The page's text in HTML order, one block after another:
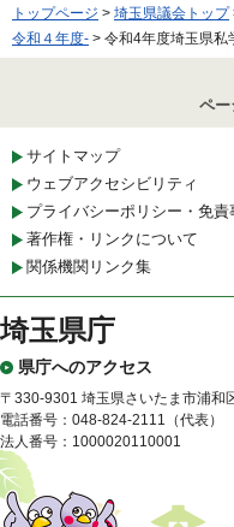
トップページ > 埼玉県議会トップ
令和４年度- > 令和4年度埼玉県私
ペー
サイトマップ
ウェブアクセシビリティ
プライバシーポリシー・免責
著作権・リンクについて
関係機関リンク集
埼玉県庁
県庁へのアクセス
〒330-9301 埼玉県さいたま市浦和
電話番号：048-824-2111（代表）
法人番号：1000020110001